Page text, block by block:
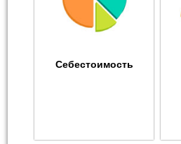
Себестоимость